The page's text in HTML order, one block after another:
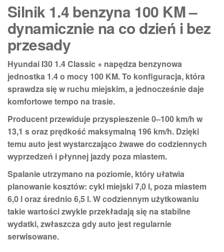
Silnik 1.4 benzyna 100 KM –
dynamicznie na co dzień i bez
przesady
Hyundai I30 1.4 Classic + napędza benzynowa
jednostka 1.4o mocy 100 KM. To konfiguracja, która
sprawdza się w ruchu miejskim, a jednocześnie daje
komfortowe tempo na trasie.
Producent przewiduje przyspieszenie0–100 km/h w
13,1 soraz prędkość maksymalną 196 km/h. Dzięki
temu auto jest wystarczająco żwawe do codziennych
wyprzedzeń i płynnej jazdy poza miastem.
Spalanie utrzymano na poziomie, który ułatwia
planowanie kosztów: cykl miejski 7,0 l, poza miastem
6,0 lorazśrednio 6,5 l. W codziennym użytkowaniu
takie wartości zwykle przekładają się na stabilne
wydatki, zwłaszcza gdy auto jest regularnie
serwisowane.